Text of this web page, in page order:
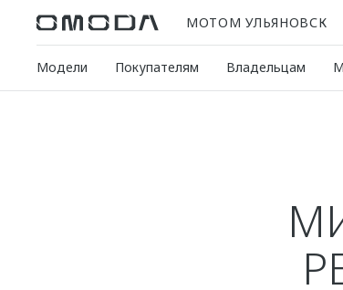
МОТОМ УЛЬЯНОВСК
Модели Покупателям Владельцам